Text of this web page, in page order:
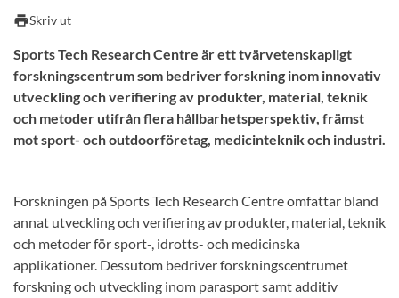
printSkriv ut
Sports Tech Research Centre är ett tvärvetenskapligt
forskningscentrum som bedriver forskning inom innovativ
utveckling och verifiering av produkter, material, teknik
och metoder utifrån flera hållbarhetsperspektiv, främst
mot sport- och outdoorföretag, medicinteknik och industri.
Forskningen på Sports Tech Research Centre omfattar bland
annat utveckling och verifiering av produkter, material, teknik
och metoder för sport-, idrotts- och medicinska
applikationer. Dessutom bedriver forskningscentrumet
forskning och utveckling inom parasport samt additiv